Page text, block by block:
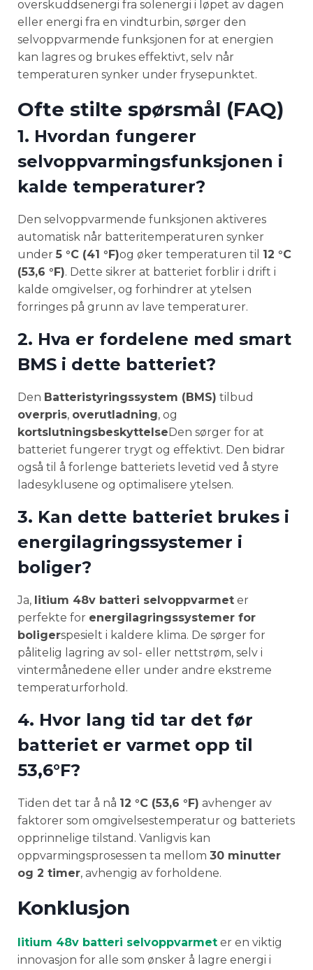
overskuddsenergi fra solenergi i løpet av dagen
eller energi fra en vindturbin, sørger den
selvoppvarmende funksjonen for at energien
kan lagres og brukes effektivt, selv når
temperaturen synker under frysepunktet.
Ofte stilte spørsmål (FAQ)
1. Hvordan fungerer
selvoppvarmingsfunksjonen i
kalde temperaturer?
Den selvoppvarmende funksjonen aktiveres
automatisk når batteritemperaturen synker
under 5 °C (41 °F)og øker temperaturen til 12 °C
(53,6 °F). Dette sikrer at batteriet forblir i drift i
kalde omgivelser, og forhindrer at ytelsen
forringes på grunn av lave temperaturer.
2. Hva er fordelene med smart
BMS i dette batteriet?
Den Batteristyringssystem (BMS) tilbud
overpris, overutladning, og
kortslutningsbeskyttelse Den sørger for at
batteriet fungerer trygt og effektivt. Den bidrar
også til å forlenge batteriets levetid ved å styre
ladesyklusene og optimalisere ytelsen.
3. Kan dette batteriet brukes i
energilagringssystemer i
boliger?
Ja, litium 48v batteri selvoppvarmet er
perfekte for energilagringssystemer for
boligerspesielt i kaldere klima. De sørger for
pålitelig lagring av sol- eller nettstrøm, selv i
vintermånedene eller under andre ekstreme
temperaturforhold.
4. Hvor lang tid tar det før
batteriet er varmet opp til
53,6°F?
Tiden det tar å nå 12 °C (53,6 °F) avhenger av
faktorer som omgivelsestemperatur og batteriets
opprinnelige tilstand. Vanligvis kan
oppvarmingsprosessen ta mellom 30 minutter
og 2 timer, avhengig av forholdene.
Konklusjon
litium 48v batteri selvoppvarmet er en viktig
innovasjon for alle som ønsker å lagre energi i